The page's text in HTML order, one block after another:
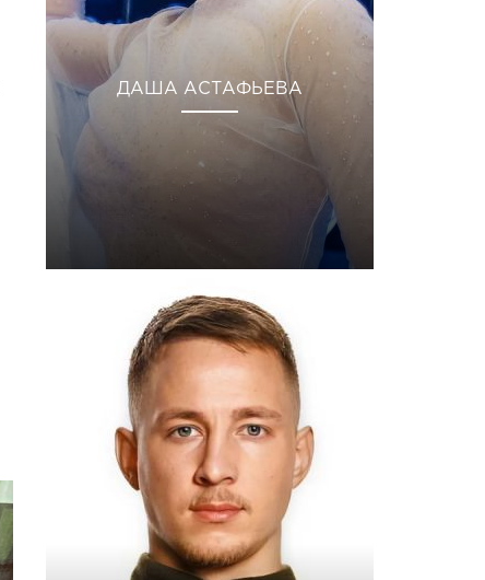
ДАША АСТАФЬЕВА